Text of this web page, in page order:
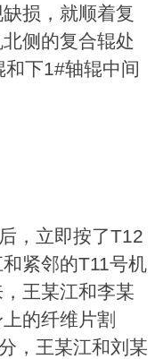
损，就顺着复
侧的复合辊处
下1#轴辊中间
，立即按了T12
紧邻的T11号机
王某江和李某
的纤维片割
，王某江和刘某